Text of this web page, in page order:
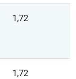
1,72
1,72